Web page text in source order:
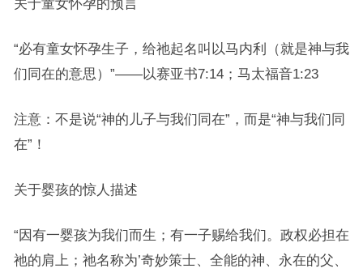
关于童女怀孕的预言
“必有童女怀孕生子，给祂起名叫以马内利（就是神与我
们同在的意思）”——以赛亚书7:14；马太福音1:23
注意：不是说“神的儿子与我们同在”，而是“神与我们同
在”！
关于婴孩的惊人描述
“因有一婴孩为我们而生；有一子赐给我们。政权必担在
祂的肩上；祂名称为’奇妙策士、全能的神、永在的父、